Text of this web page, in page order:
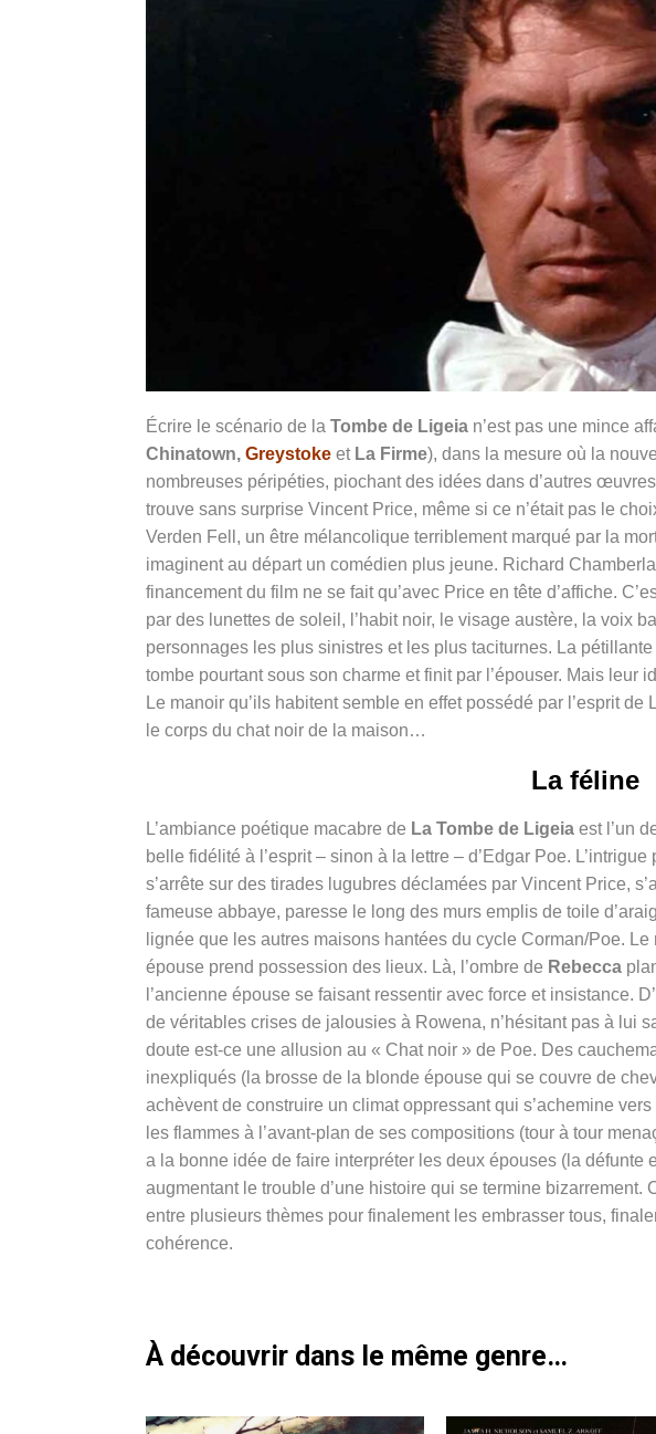
Écrire le scénario de la Tombe de Ligeia n’est pas une mince
Chinatown, Greystoke et La Firme), dans la mesure où la
nombreuses péripéties, piochant des idées dans d’autres
trouve sans surprise Vincent Price, même si ce n’était pas le
Verden Fell, un être mélancolique terriblement marqué par la
imaginent au départ un comédien plus jeune. Richard
financement du film ne se fait qu’avec Price en tête d’affiche.
par des lunettes de soleil, l’habit noir, le visage austère, la voix
personnages les plus sinistres et les plus taciturnes. La
tombe pourtant sous son charme et finit par l’épouser. Mais leur
Le manoir qu’ils habitent semble en effet possédé par l’esprit
le corps du chat noir de la maison…
La féline
L’ambiance poétique macabre de La Tombe de Ligeia est l’un
belle fidélité à l’esprit – sinon à la lettre – d’Edgar Poe.
s’arrête sur des tirades lugubres déclamées par Vincent Price,
fameuse abbaye, paresse le long des murs emplis de toile
lignée que les autres maisons hantées du cycle Corman/Poe.
épouse prend possession des lieux. Là, l’ombre de Rebecca
l’ancienne épouse se faisant ressentir avec force et insistance.
de véritables crises de jalousies à Rowena, n’hésitant pas à lui
doute est-ce une allusion au « Chat noir » de Poe. Des
inexpliqués (la brosse de la blonde épouse qui se couvre de
achèvent de construire un climat oppressant qui s’achemine
les flammes à l’avant-plan de ses compositions (tour à tour
a la bonne idée de faire interpréter les deux épouses (la défunte
augmentant le trouble d’une histoire qui se termine
entre plusieurs thèmes pour finalement les embrasser tous,
cohérence.
À découvrir dans le même genre…